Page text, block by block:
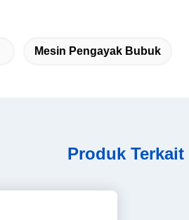
Mesin Pengayak Bubuk
Produk Terkait